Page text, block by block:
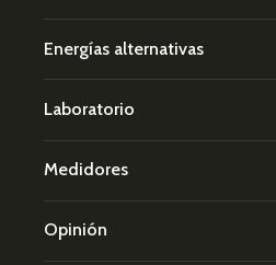
Energías alternativas
Laboratorio
Medidores
Opinión